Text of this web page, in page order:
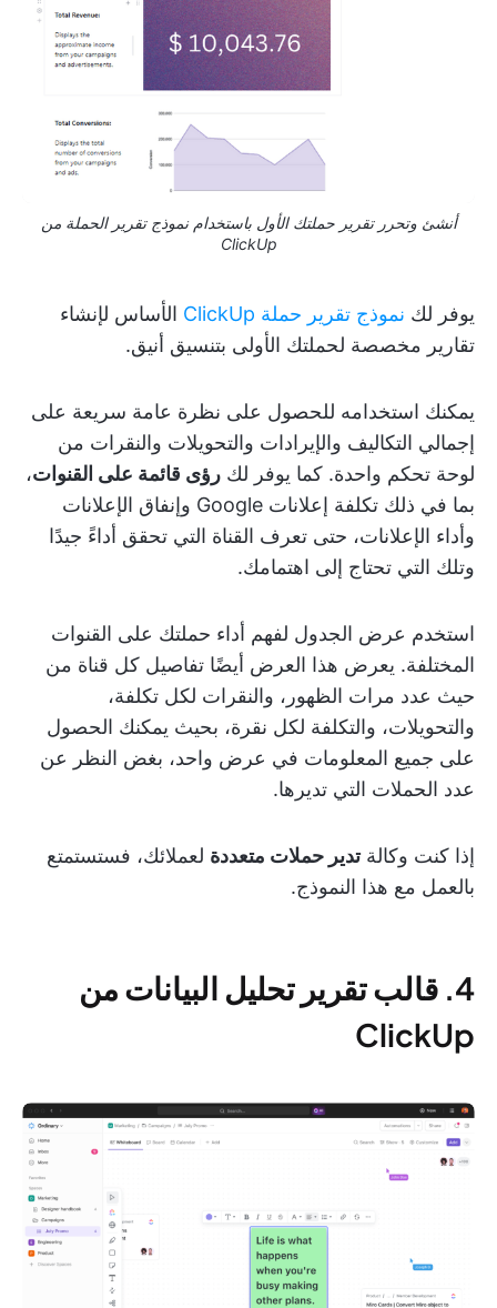
أنشئ وتحرر تقرير حملتك الأول باستخدام نموذج تقرير الحملة من
ClickUp
يوفر لك نموذج تقرير حملة ClickUp
الأساس لإنشاء
تقارير مخصصة لحملتك الأولى بتنسيق أنيق.
يمكنك استخدامه للحصول على نظرة عامة سريعة على
إجمالي التكاليف والإيرادات والتحويلات والنقرات من
لوحة تحكم واحدة. كما يوفر لك رؤى قائمة على القنوات،
بما في ذلك تكلفة إعلانات Google وإنفاق الإعلانات
وأداء الإعلانات، حتى تعرف القناة التي تحقق أداءً جيدًا
وتلك التي تحتاج إلى اهتمامك.
استخدم عرض الجدول لفهم أداء حملتك على القنوات
المختلفة. يعرض هذا العرض أيضًا تفاصيل كل قناة من
حيث عدد مرات الظهور، والنقرات لكل تكلفة،
والتحويلات، والتكلفة لكل نقرة، بحيث يمكنك الحصول
على جميع المعلومات في عرض واحد، بغض النظر عن
عدد الحملات التي تديرها.
إذا كنت وكالةتدير حملات متعددة لعملائك، فستستمتع
بالعمل مع هذا النموذج.
4. قالب تقرير تحليل البيانات من
ClickUp